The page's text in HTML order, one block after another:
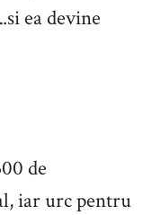
ea devine
de
iar urc pentru